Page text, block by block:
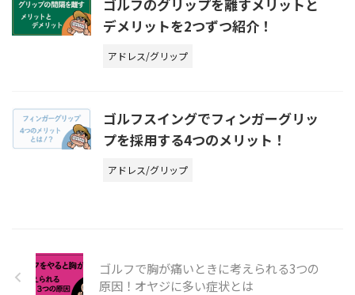
ゴルフのグリップを離すメリットと
デメリットを2つずつ紹介！
アドレス/グリップ
ゴルフスイングでフィンガーグリッ
プを採用する4つのメリット！
アドレス/グリップ
ゴルフで胸が痛いときに考えられる3つの
原因！オヤジに多い症状とは